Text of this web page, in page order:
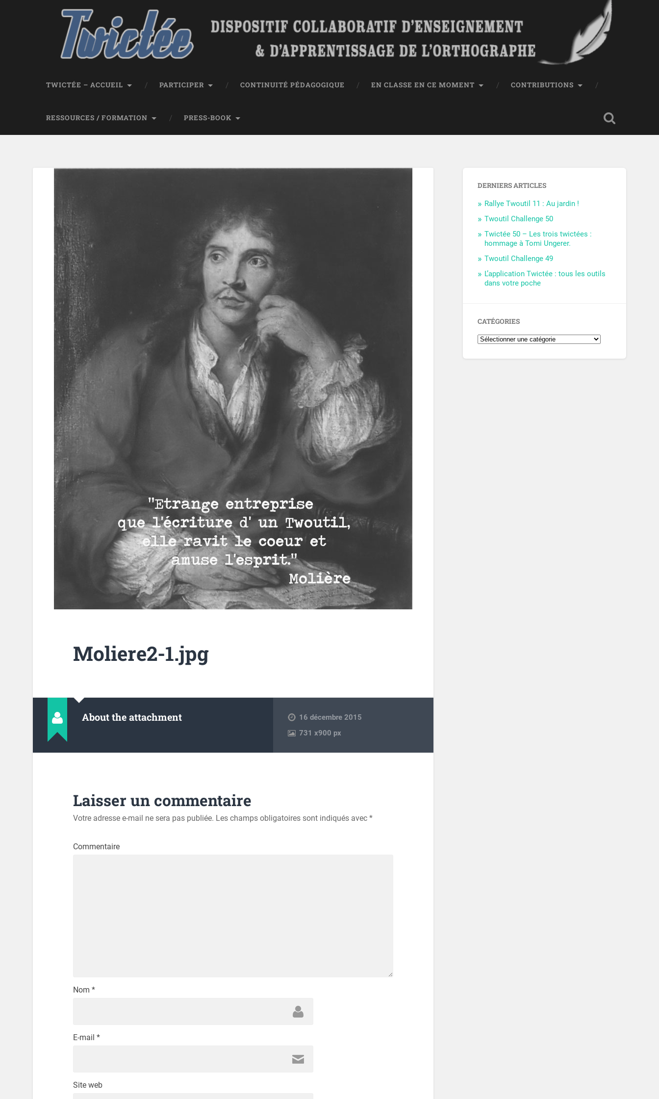
TWICTÉE – ACCUEIL PARTICIPER CONTINUITÉ PÉDAGOGIQUE EN CLASSE EN CE MOMENT CONTRIBUTIONS
RESSOURCES / FORMATION PRESS-BOOK
Moliere2-1.jpg
About the attachment
16 décembre 2015
731x900 px
Laisser un commentaire
Votre adresse e-mail ne sera pas publiée. Les champs obligatoires sont indiqués avec *
Commentaire
Nom *
E-mail *
Site web
DERNIERS ARTICLES
Rallye Twoutil 11 : Au jardin !
Twoutil Challenge 50
Twictée 50 – Les trois twictées :
hommage à Tomi Ungerer.
Twoutil Challenge 49
L’application Twictée : tous les outils
dans votre poche
CATÉGORIES